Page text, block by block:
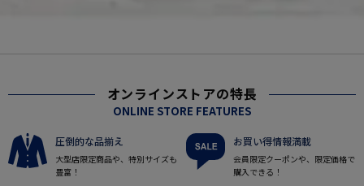
オンラインストアの特長
ONLINE STORE FEATURES
圧倒的な品揃え
大型店限定商品や、特別サイズも
豊富！
お買い得情報満載
会員限定クーポンや、限定価格で
購入できる！